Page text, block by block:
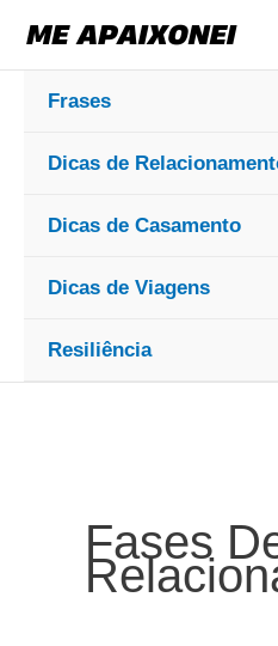
para
conteúdo
Frases
Dicas de
Dicas de Casamento
Dicas de Viagens
Resiliência
Fases